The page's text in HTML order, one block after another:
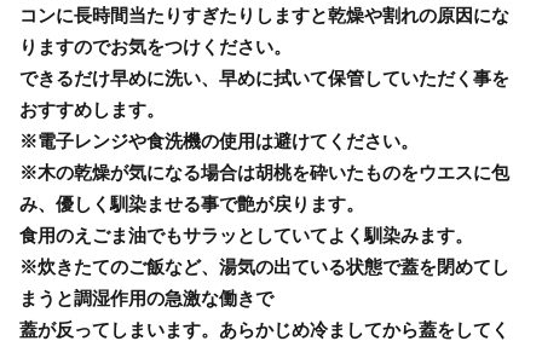
コンに長時間当たりすぎたりしますと乾燥や割れの原因にな
りますのでお気をつけください。
できるだけ早めに洗い、早めに拭いて保管していただく事を
おすすめします。
※電子レンジや食洗機の使用は避けてください。
※木の乾燥が気になる場合は胡桃を砕いたものをウエスに包
み、優しく馴染ませる事で艶が戻ります。
食用のえごま油でもサラッとしていてよく馴染みます。
※炊きたてのご飯など、湯気の出ている状態で蓋を閉めてし
まうと調湿作用の急激な働きで
蓋が反ってしまいます。あらかじめ冷ましてから蓋をしてく